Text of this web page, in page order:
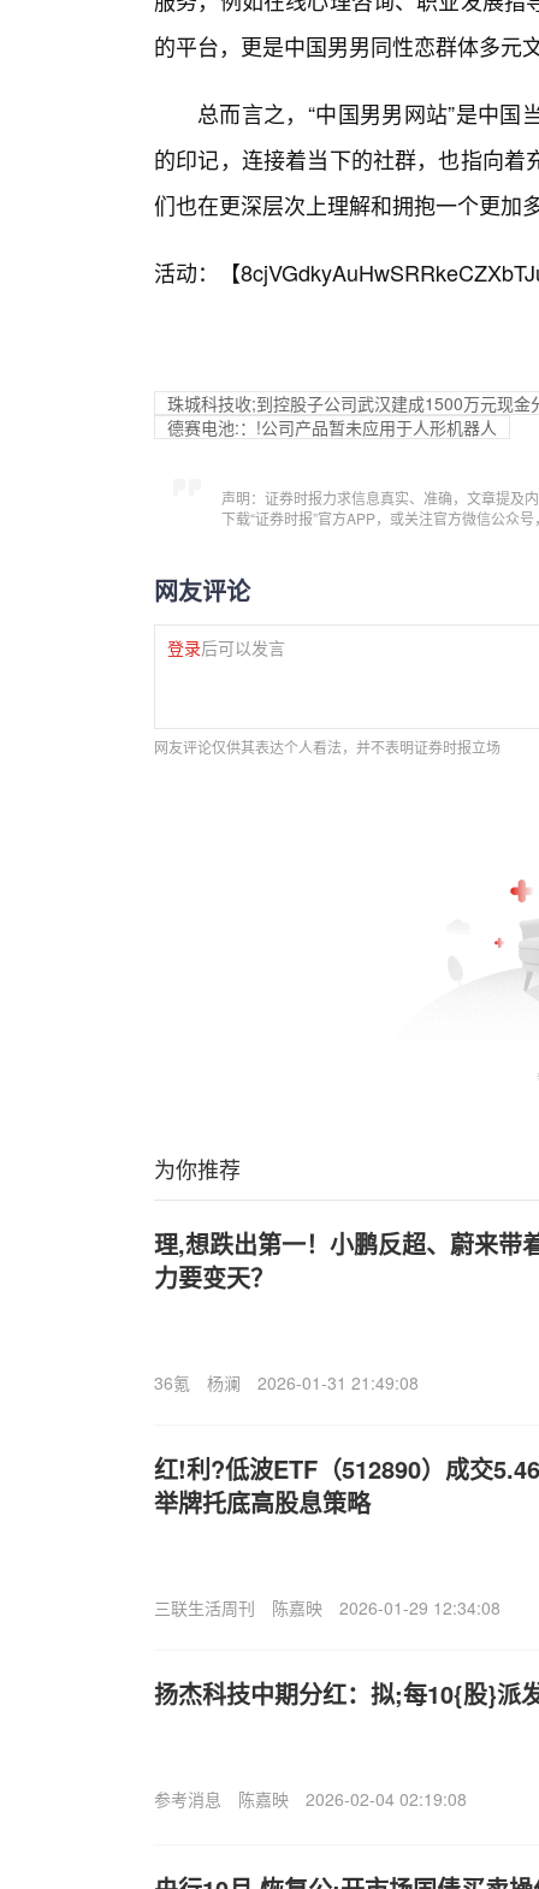
的平台，更是中国男男同性恋群体多元
总而言之，“中国男男网站”是中
的印记，连接着当下的社群，也指向
们也在更深层次上理解和拥抱一个更加
活动：【
珠城科技收;到控股子公司武汉建成1500万元现金
德赛电池:：!公司产品暂未应用于人形机器人
声明：证券时报力求信息真实、准确，文章提及
下载“证券时报”官方APP，或关注官方微信公众
网友评论
登录后可以发言
网友评论仅供其表达个人看法，并不表明证券时报立场
为你推荐
理,想跌出第一！小鹏反超、蔚来带
力要变天？
36氪 杨澜 2026-01-31 21:49:08
红!利?低波ETF（512890）成交
举牌托底高股息策略
三联生活周刊 陈嘉映 2026-01-29 12:34:08
扬杰科技中期分红：拟;每10{股}派
参考消息 陈嘉映 2026-02-04 02:19:08